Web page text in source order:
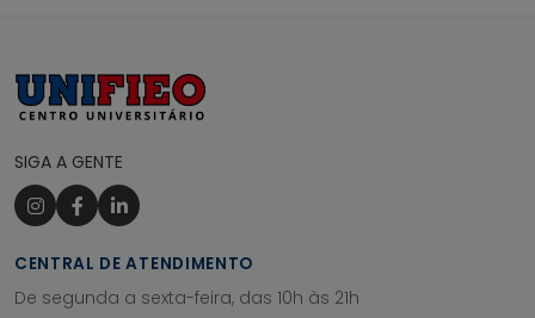
SIGA A GENTE
CENTRAL DE ATENDIMENTO
De segunda a sexta-feira, das 10h às 21h